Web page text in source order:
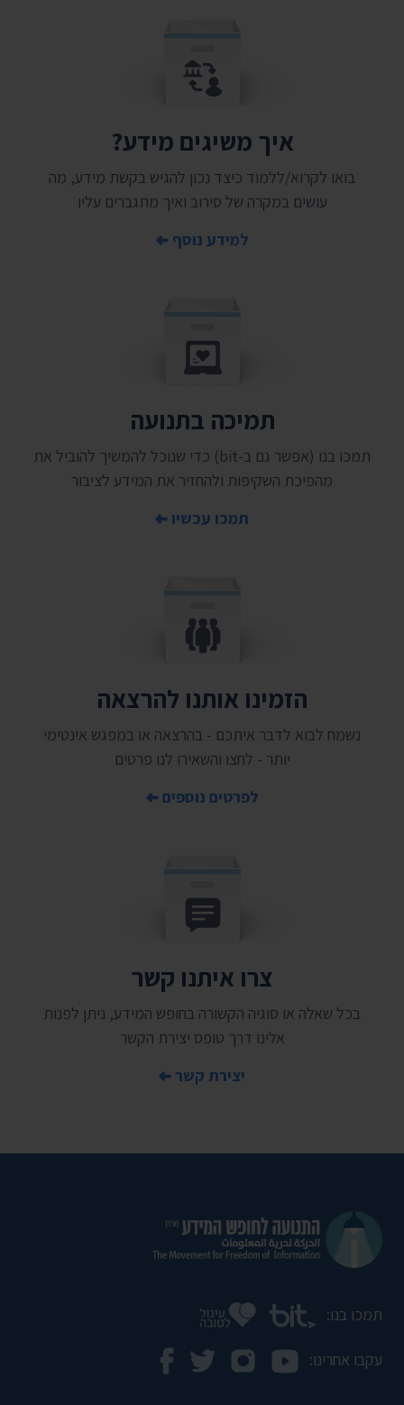
איך משיגים מידע?
בואו לקרוא/ללמוד כיצד נכון להגיש בקשת מידע, מה
עושים במקרה של סירוב ואיך מתגברים עליו
למידע נוסף
תמיכה בתנועה
תמכו בנו (אפשר גם ב-bit) כדי שנוכל להמשיך להוביל את
מהפיכת השקיפות ולהחזיר את המידע לציבור
תמכו עכשיו
הזמינו אותנו להרצאה
נשמח לבוא לדבר איתכם - בהרצאה או במפגש אינטימי
יותר - לחצו והשאירו לנו פרטים
לפרטים נוספים
צרו איתנו קשר
בכל שאלה או סוגיה הקשורה בחופש המידע, ניתן לפנות
אלינו דרך טופס יצירת הקשר
יצירת קשר
תמכו בנו:
עקבו אחרינו: